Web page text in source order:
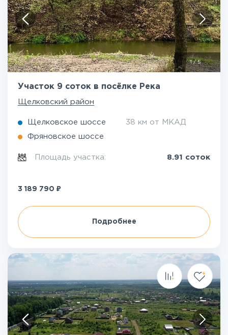
1/5
Участок 9 соток в посёлке Река
Щелковский район
Щелковское шоссе 38 км от МКАД
Фряновское шоссе
Площадь участка: 8.91 соток
3 189 790 ₽
Подробнее